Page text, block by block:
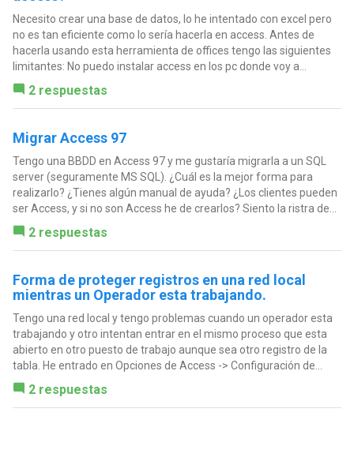
Necesito crear una base de datos, lo he intentado con excel pero
no es tan eficiente como lo sería hacerla en access. Antes de
hacerla usando esta herramienta de offices tengo las siguientes
limitantes: No puedo instalar access en los pc donde voy a...
2 respuestas
Migrar Access 97
Tengo una BBDD en Access 97 y me gustaría migrarla a un SQL
server (seguramente MS SQL). ¿Cuál es la mejor forma para
realizarlo? ¿Tienes algún manual de ayuda? ¿Los clientes pueden
ser Access, y si no son Access he de crearlos? Siento la ristra de...
2 respuestas
Forma de proteger registros en una red local
mientras un Operador esta trabajando.
Tengo una red local y tengo problemas cuando un operador esta
trabajando y otro intentan entrar en el mismo proceso que esta
abierto en otro puesto de trabajo aunque sea otro registro de la
tabla. He entrado en Opciones de Access -> Configuración de...
2 respuestas